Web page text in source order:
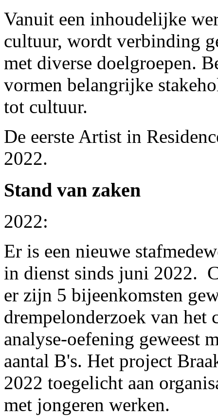
Vanuit een inhoudelijke
cultuur, wordt verbinding
met diverse doelgroepen.
vormen belangrijke
tot cultuur.
De eerste Artist in
2022.
Stand van zaken
2022:
Er is een nieuwe
in dienst sinds juni 2022.
er zijn 5 bijeenkomsten
drempelonderzoek van het
analyse-oefening geweest
aantal B's. Het project
2022 toegelicht aan
met jongeren werken.